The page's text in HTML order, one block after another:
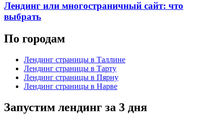
Лендинг или многостраничный сайт: что
выбрать
По городам
Лендинг страницы в Таллине
Лендинг страницы в Тарту
Лендинг страницы в Пярну
Лендинг страницы в Нарве
Запустим лендинг за 3 дня